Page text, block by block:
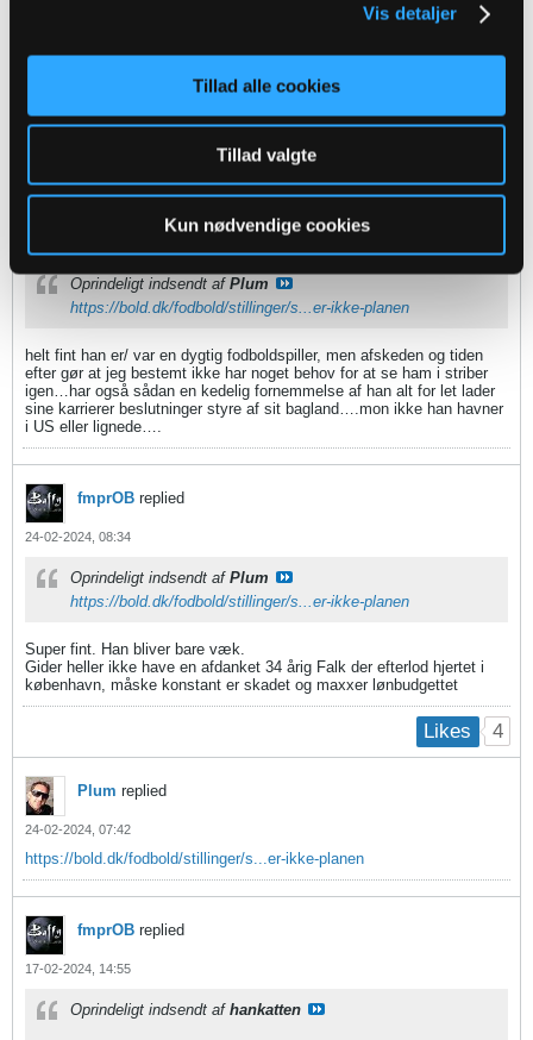
Vis detaljer
Tillad alle cookies
Tillad valgte
Kun nødvendige cookies
Hvorvidt han lader sin karriere styre af baglandet ved jeg ikke meget
om, men til syvende og sidst er det jo ham selv der tager
hvad der er af tilbud og om OB evt. vil være interesseret til den tid.
Ellers er jeg enig .. vi har imø ikke brug for en 34 årig spiller der er
"over the hill" trods det faktum at han har rødder i OB og måske gerne
vil rette op på det lidt flossede renomé han efterlod sig.
Oprindeligt indsendt af Plum
https://bold.dk/fodbold/stillinger/s...er-ikke-planen
helt fint han er/ var en dygtig fodboldspiller, men afskeden og tiden
efter gør at jeg bestemt ikke har noget behov for at se ham i striber
igen…har også sådan en kedelig fornemmelse af han alt for let lader
sine karrierer beslutninger styre af sit bagland….mon ikke han havner
i US eller lignede….
fmprOB replied
24-02-2024, 08:34
Oprindeligt indsendt af Plum
https://bold.dk/fodbold/stillinger/s...er-ikke-planen
Super fint. Han bliver bare væk.
Gider heller ikke have en afdanket 34 årig Falk der efterlod hjertet i
københavn, måske konstant er skadet og maxxer lønbudgettet
Likes 4
Plum replied
24-02-2024, 07:42
https://bold.dk/fodbold/stillinger/s...er-ikke-planen
fmprOB replied
17-02-2024, 14:55
Oprindeligt indsendt af hankatten